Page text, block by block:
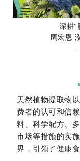
深耕“
周宏恩
天然植物提取物
费者的认可和信
料、科学配方、
市场等措施的实
界，引领了健康